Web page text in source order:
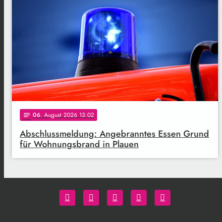
notes 06. August 2026 13:02
Abschlussmeldung: Angebranntes Essen Grund
für Wohnungsbrand in Plauen